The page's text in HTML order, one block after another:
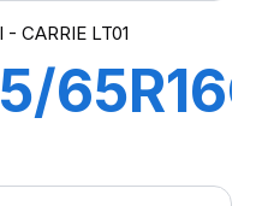
- CARRIE LT01
65R16C